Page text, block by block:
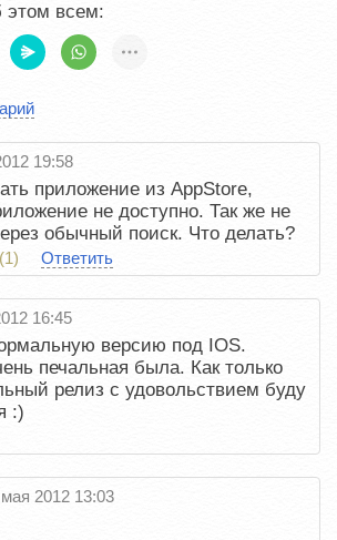
этом всем:
19:58
приложение из AppStore,
не доступно. Так же не
обычный поиск. Что делать?
(1) Ответить
16:45
версию под IOS.
печальная была. Как только
релиз с удовольствием буду
:)
2012 13:03